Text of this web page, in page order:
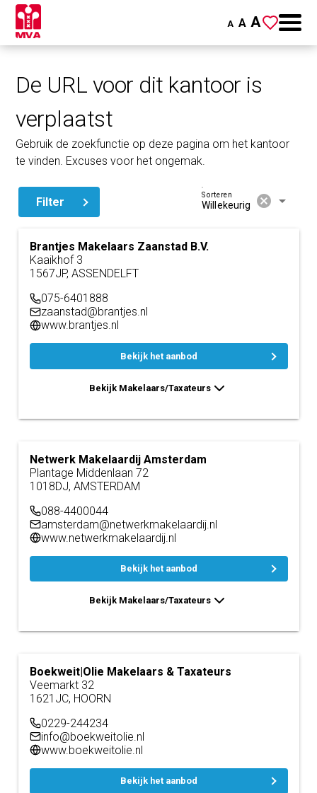
A A A
De URL voor dit kantoor is
verplaatst
Gebruik de zoekfunctie op deze pagina om het kantoor
te vinden. Excuses voor het ongemak.
Filter Willekeurig
Sorteren cancel arrow_drop_down
Brantjes Makelaars Zaanstad B.V.
Kaaikhof 3
1567JP, ASSENDELFT
075-6401888
zaanstad@brantjes.nl
www.brantjes.nl
Bekijk het aanbod
Bekijk Makelaars/Taxateurs
Netwerk Makelaardij Amsterdam
Plantage Middenlaan 72
1018DJ, AMSTERDAM
088-4400044
amsterdam@netwerkmakelaardij.nl
www.netwerkmakelaardij.nl
Bekijk het aanbod
Bekijk Makelaars/Taxateurs
Boekweit|Olie Makelaars & Taxateurs
Veemarkt 32
1621JC, HOORN
0229-244234
info@boekweitolie.nl
www.boekweitolie.nl
Bekijk het aanbod